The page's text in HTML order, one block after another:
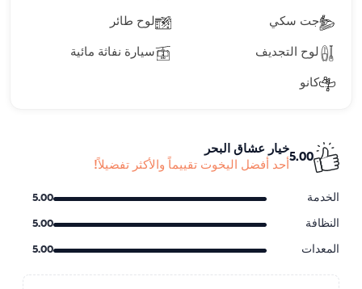
جت سكي لوح طائر
لوح التجديف سيارة نفاثة مائية
كانو
5.00
خيار عشاق البحر
أحد أفضل اليخوت تقييماً والأكثر تفضيلاً!
الخدمة 5.00
النظافة 5.00
المعدات 5.00